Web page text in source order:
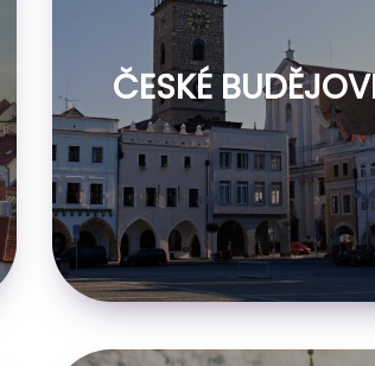
ČESKÉ